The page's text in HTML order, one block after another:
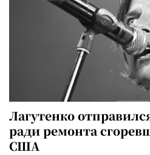
Лагутенко
ради ремонта
США